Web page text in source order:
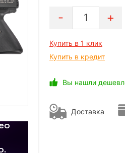
1
Купить в 1 клик
Купить в кредит
Вы нашли
Доставка